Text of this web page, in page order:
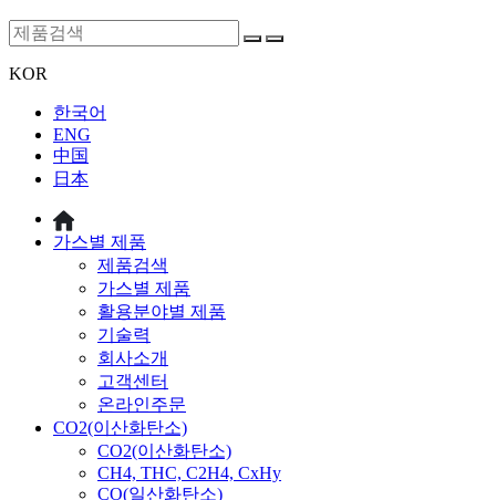
KOR
한국어
ENG
中国
日本
가스별 제품
제품검색
가스별 제품
활용분야별 제품
기술력
회사소개
고객센터
온라인주문
CO2(이산화탄소)
CO2(이산화탄소)
CH4, THC, C2H4, CxHy
CO(일산화탄소)